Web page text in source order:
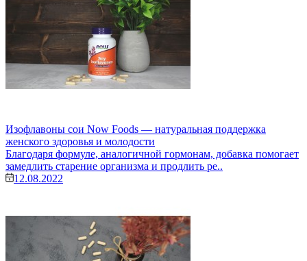
Изофлавоны сои Now Foods — натуральная поддержка
женского здоровья и молодости
Благодаря формуле, аналогичной гормонам, добавка помогает
замедлить старение организма и продлить ре..
12.08.2022